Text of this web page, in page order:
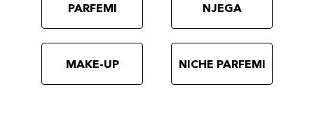
PARFEMI NJEGA
MAKE-UP NICHE PARFEMI